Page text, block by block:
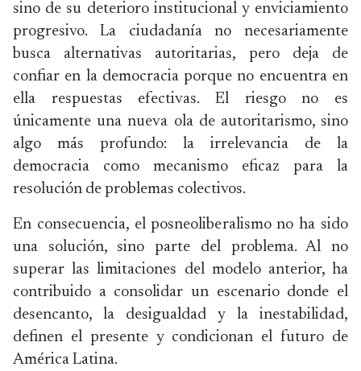
sino de su deterioro institucional y enviciamiento
progresivo. La ciudadanía no necesariamente
busca alternativas autoritarias, pero deja de
confiar en la democracia porque no encuentra en
ella respuestas efectivas. El riesgo no es
únicamente una nueva ola de autoritarismo, sino
algo más profundo: la irrelevancia de la
democracia como mecanismo eficaz para la
resolución de problemas colectivos.
En consecuencia, el posneoliberalismo no ha sido
una solución, sino parte del problema. Al no
superar las limitaciones del modelo anterior, ha
contribuido a consolidar un escenario donde el
desencanto, la desigualdad y la inestabilidad,
definen el presente y condicionan el futuro de
América Latina.